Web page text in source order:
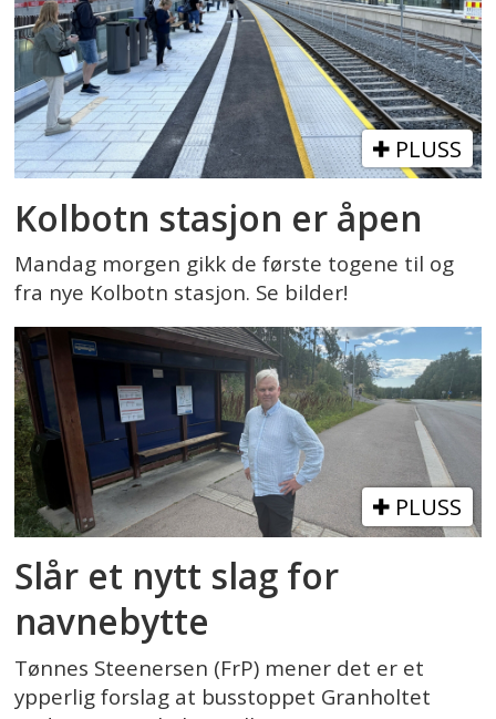
PLUSS
Kolbotn stasjon er åpen
Mandag morgen gikk de første togene til og
fra nye Kolbotn stasjon. Se bilder!
PLUSS
Slår et nytt slag for
navnebytte
Tønnes Steenersen (FrP) mener det er et
ypperlig forslag at busstoppet Granholtet